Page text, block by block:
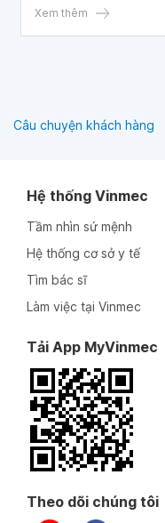
Xem thêm
Câu chuyện khách hàng
Hệ thống Vinmec
Tầm nhìn sứ mệnh
Hệ thống cơ sở y tế
Tìm bác sĩ
Làm việc tại Vinmec
Tải App MyVinmec
Theo dõi chúng tôi